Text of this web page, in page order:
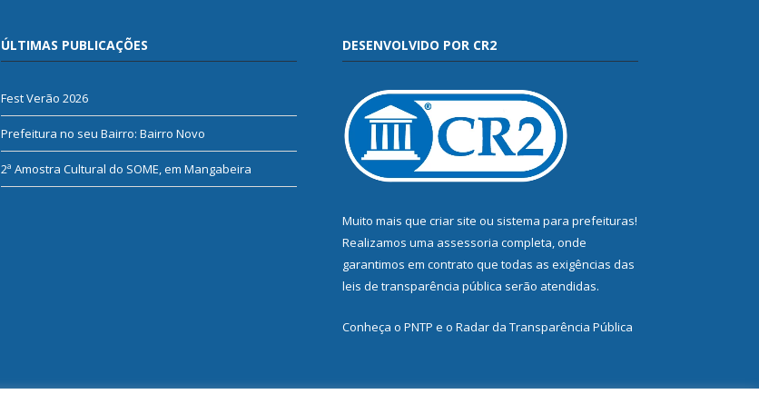
ÚLTIMAS PUBLICAÇÕES
Fest Verão 2026
Prefeitura no seu Bairro: Bairro Novo
2ª Amostra Cultural do SOME, em Mangabeira
DESENVOLVIDO POR CR2
Muito mais que criar site ou sistema para prefeituras!
Realizamos uma assessoria completa, onde
garantimos em contrato que todas as exigências das
leis de transparência pública serão atendidas.
Conheça o PNTP e o Radar da Transparência Pública